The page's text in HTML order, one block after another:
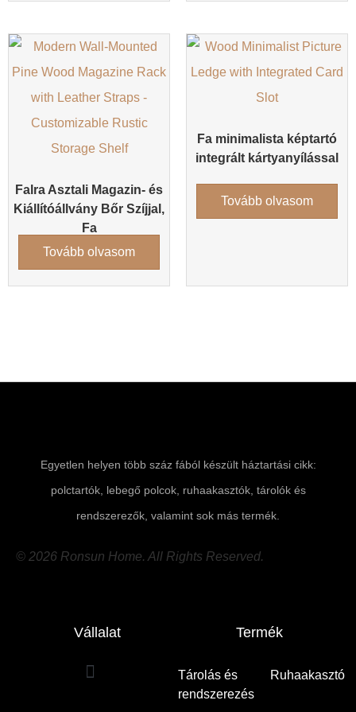
Falra Asztali Magazin- és
Kiállítóállvány Bőr Szíjjal,
Fa
Tovább olvasom
Fa minimalista képtartó
integrált kártyanyílással
Tovább olvasom
Egyetlen helyen több száz fából készült háztartási cikk:
polctartók, lebegő polcok, ruhaakasztók, tárolók és
rendszerezők, valamint sok más termék.
© 2026 Ronsun Home. All Rights Reserved.
Vállalat Termék
Tárolás és
rendszerezés
Ruhaakasztó